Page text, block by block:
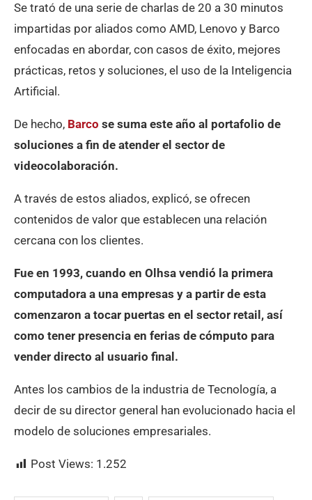
Se trató de una serie de charlas de 20 a 30 minutos
impartidas por aliados como AMD, Lenovo y Barco
enfocadas en abordar, con casos de éxito, mejores
prácticas, retos y soluciones, el uso de la Inteligencia
Artificial.
De hecho, Barco se suma este año al portafolio de
soluciones a fin de atender el sector de
videocolaboración.
A través de estos aliados, explicó, se ofrecen
contenidos de valor que establecen una relación
cercana con los clientes.
Fue en 1993, cuando en Olhsa vendió la primera
computadora a una empresas y a partir de esta
comenzaron a tocar puertas en el sector retail, así
como tener presencia en ferias de cómputo para
vender directo al usuario final.
Antes los cambios de la industria de Tecnología, a
decir de su director general han evolucionado hacia el
modelo de soluciones empresariales.
Post Views: 1.252